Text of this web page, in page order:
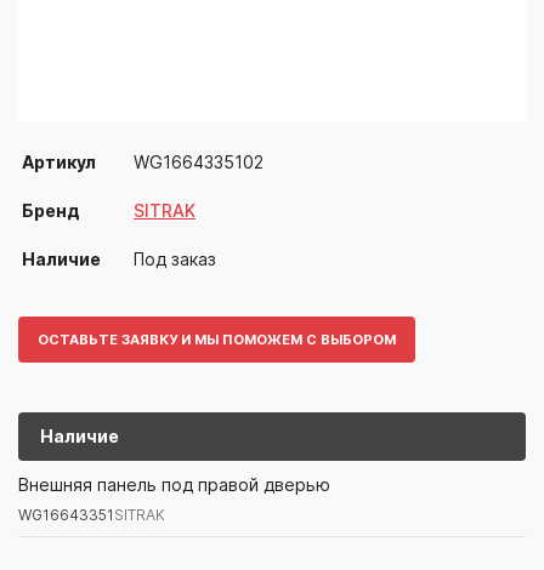
Артикул WG1664335102
Бренд SITRAK
Наличие Под заказ
ОСТАВЬТЕ ЗАЯВКУ И МЫ ПОМОЖЕМ С ВЫБОРОМ
Наличие
Артикул/БрендНаименование
WG16643351SITRAK
Внешняя панель под правой дверью
WG16643351 SITRAK